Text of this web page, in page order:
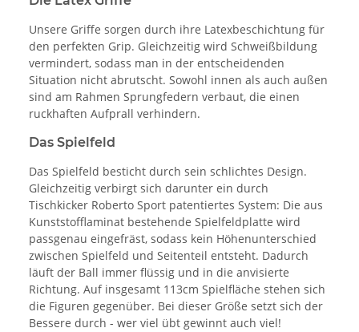
Unsere Griffe sorgen durch ihre Latexbeschichtung für
den perfekten Grip. Gleichzeitig wird Schweißbildung
vermindert, sodass man in der entscheidenden
Situation nicht abrutscht. Sowohl innen als auch außen
sind am Rahmen Sprungfedern verbaut, die einen
ruckhaften Aufprall verhindern.
Das Spielfeld
Das Spielfeld besticht durch sein schlichtes Design.
Gleichzeitig verbirgt sich darunter ein durch
Tischkicker Roberto Sport patentiertes System: Die aus
Kunststofflaminat bestehende Spielfeldplatte wird
passgenau eingefräst, sodass kein Höhenunterschied
zwischen Spielfeld und Seitenteil entsteht. Dadurch
läuft der Ball immer flüssig und in die anvisierte
Richtung. Auf insgesamt 113cm Spielfläche stehen sich
die Figuren gegenüber. Bei dieser Größe setzt sich der
Bessere durch - wer viel übt gewinnt auch viel!